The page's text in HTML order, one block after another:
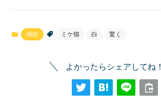
挿絵 ミケ猫 白 驚く
よかったらシェアしてね！